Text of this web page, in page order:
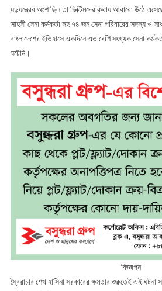
ষড়যন্ত্রের অংশ ছিল তা ভিক্টিমদের কথায় আবারো উঠে
সাহসী সেনা কর্মকর্তা সহ ৭৪ জন সেনা পরিবারের সদস্য ও
বাংলাদেশের ইতিহাসে একদিনে এত বেশি সংখ্যক সেনা
ঘটেনি।
বিজ্ঞাপন
স্বৈরাচার শেখ হাসিনা সরকারের ক্ষমতার শুরুতেই এই